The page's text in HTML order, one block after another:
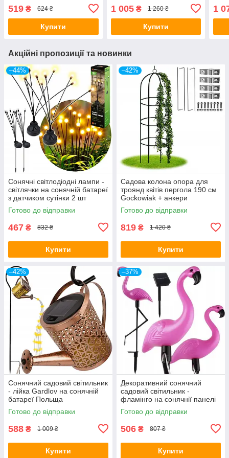
519 ₴ 624 ₴
Купити
1 005₴ 1 260 ₴
Купити
1
Акційні пропозиції та новинки
–44%
Сонячні світлодіодні лампи -
світлячки на сонячній батареї
з датчиком сутінки 2 шт
Ilumen LS-101
Готово до відправки
467 ₴ 832 ₴
Купити
–42%
Садова колона опора для
троянд квітів пергола 190 см
Gockowiak + анкери
кріплення
Готово до відправки
819 ₴ 1 420 ₴
Купити
–42%
Сонячний садовий світильник
- лійка Gardlov на сонячній
батареї Польща
Готово до відправки
588 ₴ 1 009 ₴
Купити
–37%
Декоративний сонячний
садовий світильник -
фламінго на сонячнії панелі
3 шт Gardlov
Готово до відправки
506 ₴ 807 ₴
Купити